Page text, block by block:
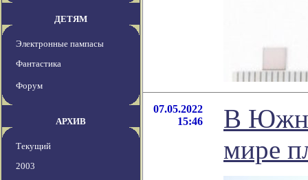
ДЕТЯМ
Электронные пампасы
Фантастика
Форум
АРХИВ
Текущий
2003
07.05.2022
15:46
В
мире